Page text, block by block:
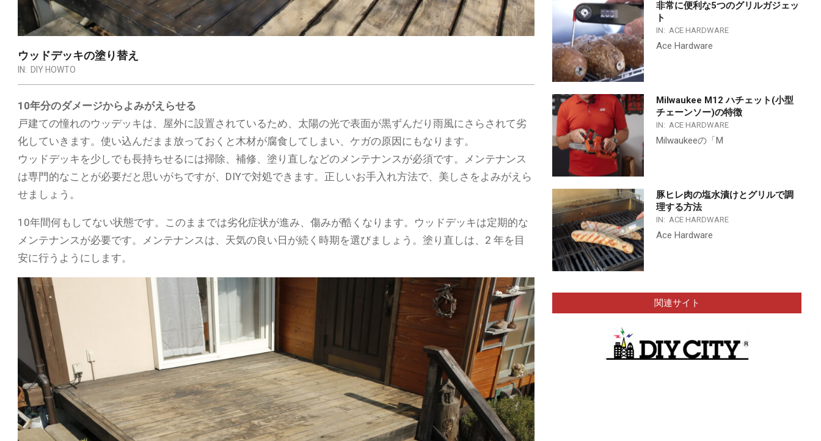
ウッドデッキの塗り替え
IN: DIY HOWTO
10年分のダメージからよみがえらせる
戸建ての憧れのウッデッキは、屋外に設置されているため、太陽の光で表面が黒ずんだり雨風にさらされて劣
化していきます。使い込んだまま放っておくと木材が腐食してしまい、ケガの原因にもなります。
ウッドデッキを少しでも長持ちせるには掃除、補修、塗り直しなどのメンテナンスが必須です。メンテナンス
は専門的なことが必要だと思いがちですが、DIYで対処できます。正しいお手入れ方法で、美しさをよみがえら
せましょう。
10年間何もしてない状態です。このままでは劣化症状が進み、傷みが酷くなります。ウッドデッキは定期的な
メンテナンスが必要です。メンテナンスは、天気の良い日が続く時期を選びましょう。塗り直しは、2 年を目
安に行うようにします。
非常に便利な5つのグリルガジェッ
ト
IN: ACE HARDWARE
Ace Hardware
Milwaukee M12 ハチェット(小型
チェーンソー)の特徴
IN: ACE HARDWARE
Milwaukeeの「M
豚ヒレ肉の塩水漬けとグリルで調
理する方法
IN: ACE HARDWARE
Ace Hardware
関連サイト